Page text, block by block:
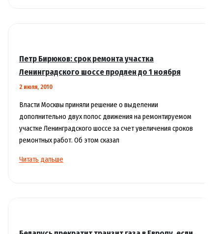
Казахстана
в
силу
Петр Бирюков: срок ремонта участка
Ленинградского шоссе продлен до 1 ноября
2 июля, 2010
Власти Москвы приняли решение о выделении
дополнительно двух полос движения на ремонтируемом
участке Ленинградского шоссе за счет увеличения сроков
ремонтных работ. Об этом сказал
Петр
шоссе
Читать дальше